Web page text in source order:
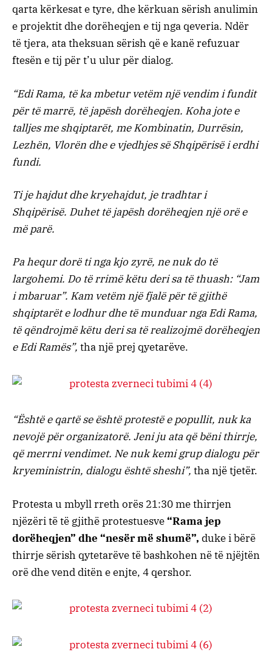
qarta kërkesat e tyre, dhe kërkuan sërish anulimin
e projektit dhe dorëheqjen e tij nga qeveria. Ndër
të tjera, ata theksuan sërish që e kanë refuzuar
ftesën e tij për t’u ulur për dialog.
“Edi Rama, të ka mbetur vetëm një vendim i fundit
për të marrë, të japësh dorëheqjen. Koha jote e
talljes me shqiptarët, me Kombinatin, Durrësin,
Lezhën, Vlorën dhe e vjedhjes së Shqipërisë i erdhi
fundi.
Ti je hajdut dhe kryehajdut, je tradhtar i
Shqipërisë. Duhet të japësh dorëheqjen një orë e
më parë.
Pa hequr dorë ti nga kjo zyrë, ne nuk do të
largohemi. Do të rrimë këtu deri sa të thuash: “Jam
i mbaruar”. Kam vetëm një fjalë për të gjithë
shqiptarët e lodhur dhe të munduar nga Edi Rama,
të qëndrojmë këtu deri sa të realizojmë dorëheqjen
e Edi Ramës”, tha një prej qyetarëve.
“Është e qartë se është protestë e popullit, nuk ka
nevojë për organizatorë. Jeni ju ata që bëni thirrje,
që merrni vendimet. Ne nuk kemi grup dialogu për
kryeministrin, dialogu është sheshi”, tha një tjetër.
Protesta u mbyll rreth orës 21:30 me thirrjen
njëzëri të të gjithë protestuesve“Rama jep
dorëheqjen” dhe “nesër më shumë”, duke i bërë
thirrje sërish qytetarëve të bashkohen në të njëjtën
orë dhe vend ditën e enjte, 4 qershor.